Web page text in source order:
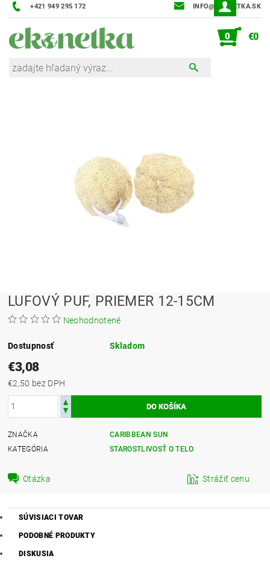
+421 949 295 172 INFO@EKONETKA.SK
0 €0
LUFOVÝ PUF, PRIEMER 12-15CM
Neohodnotené
Dostupnosť Skladom
€3,08
€2,50 bez DPH
ZNAČKA
CARIBBEAN SUN
KATEGÓRIA
STAROSTLIVOSŤ O TELO
Otázka Strážiť cenu
SÚVISIACI TOVAR
PODOBNÉ PRODUKTY
DISKUSIA